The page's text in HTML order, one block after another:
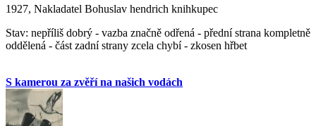
1927, Nakladatel Bohuslav hendrich knihkupec
Stav: nepříliš dobrý - vazba značně odřená - přední strana kompletně
oddělená - část zadní strany zcela chybí - zkosen hřbet
S kamerou za zvěří na našich vodách